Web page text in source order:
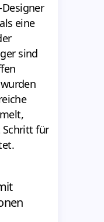
eine
sind
für